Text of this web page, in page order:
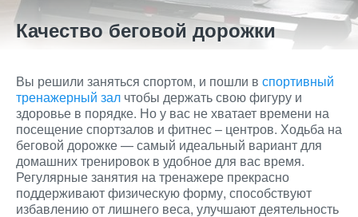
Качество беговой дорожки
Вы решили заняться спортом, и пошли в спортивный
тренажерный зал чтобы держать свою фигуру и
здоровье в порядке. Но у вас не хватает времени на
посещение спортзалов и фитнес – центров. Ходьба на
беговой дорожке — самый идеальный вариант для
домашних тренировок в удобное для вас время.
Регулярные занятия на тренажере прекрасно
поддерживают физическую форму, способствуют
избавлению от лишнего веса, улучшают деятельность